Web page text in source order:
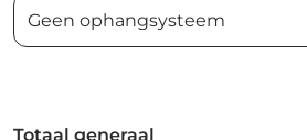
Totaal generaal